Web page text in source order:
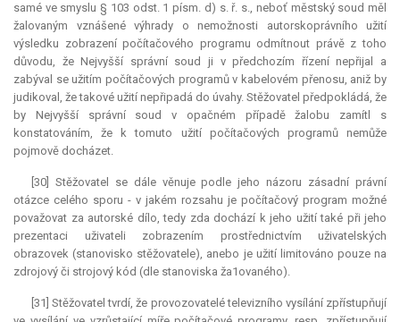
samé ve smyslu § 103 odst. 1 písm. d) s. ř. s., neboť městský soud měl
žalovaným vznášené výhrady o nemožnosti autorskoprávního užití
výsledku zobrazení počítačového programu odmítnout právě z toho
důvodu, že Nejvyšší správní soud ji v předchozím řízení nepřijal a
zabýval se užitím počítačových programů v kabelovém přenosu, aniž by
judikoval, že takové užití nepřipadá do úvahy. Stěžovatel předpokládá, že
by Nejvyšší správní soud v opačném případě žalobu zamítl s
konstatováním, že k tomuto užití počítačových programů nemůže
pojmově docházet.
[30] Stěžovatel se dále věnuje podle jeho názoru zásadní právní
otázce celého sporu - v jakém rozsahu je počítačový program možné
považovat za autorské dílo, tedy zda dochází k jeho užití také při jeho
prezentaci uživateli zobrazením prostřednictvím uživatelských
obrazovek (stanovisko stěžovatele), anebo je užití limitováno pouze na
zdrojový či strojový kód (dle stanoviska ža1ovaného).
[31] Stěžovatel tvrdí, že provozovatelé televizního vysílání zpřístupňují